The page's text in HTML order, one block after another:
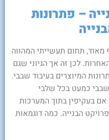
– פתרונות
מאוד, תחום תעשייתי המהווה
לכן זה אך הגיוני שגם
המיוצרים בעיבוד שבבי.
כמעט בכל שלבי
אם בעקיפין בתוך המערכות
הבנייה. כמה דוגמאות